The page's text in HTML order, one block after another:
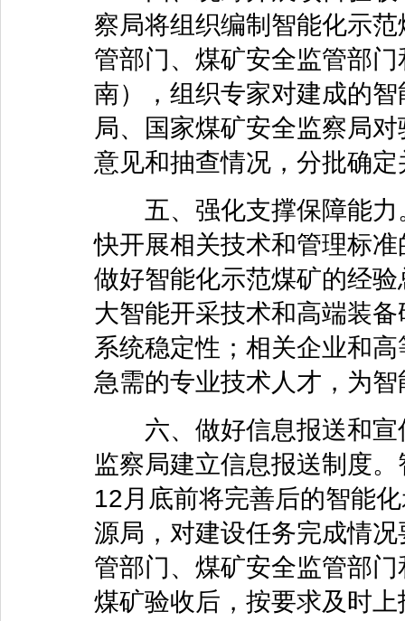
察局将组织编制智能化示
管部门、煤矿安全监管部
南），组织专家对建成的
局、国家煤矿安全监察局
意见和抽查情况，分批确
五、强化支撑保障能力
快开展相关技术和管理标
做好智能化示范煤矿的经
大智能开采技术和高端装
系统稳定性；相关企业和
急需的专业技术人才，为
六、做好信息报送和宣
监察局建立信息报送制度
12月底前将完善后的智能
源局，对建设任务完成情
管部门、煤矿安全监管部
煤矿验收后，按要求及时